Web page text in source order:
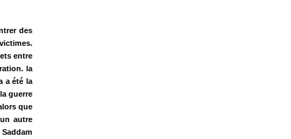
des
entre
la
a été la
guerre
que
autre